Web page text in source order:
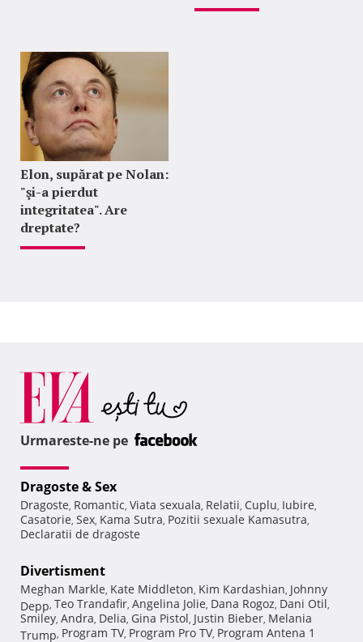
Elon, supărat pe Nolan:
"şi-a pierdut
integritatea". Are
dreptate?
Urmareste-ne pe
Dragoste & Sex
Dragoste, Romantic, Viata sexuala, Relatii, Cuplu, Iubire,
Casatorie, Sex, Kama Sutra, Pozitii sexuale Kamasutra,
Declaratii de dragoste
Divertisment
Meghan Markle, Kate Middleton, Kim Kardashian, Johnny
Depp, Teo Trandafir, Angelina Jolie, Dana Rogoz, Dani Otil,
Smiley, Andra, Delia, Gina Pistol, Justin Bieber, Melania
Trump, Program TV, Program Pro TV, Program Antena 1